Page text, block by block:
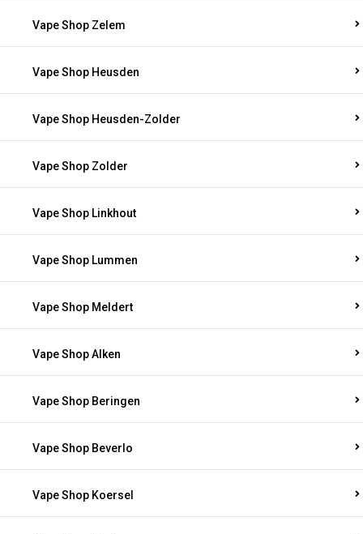
Vape Shop Zelem
Vape Shop Heusden
Vape Shop Heusden-Zolder
Vape Shop Zolder
Vape Shop Linkhout
Vape Shop Lummen
Vape Shop Meldert
Vape Shop Alken
Vape Shop Beringen
Vape Shop Beverlo
Vape Shop Koersel